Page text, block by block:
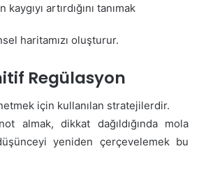
artırdığını tanımak
haritamızı oluşturur.
Regülasyon
için kullanılan stratejilerdir.
almak, dikkat dağıldığında mola
yeniden çerçevelemek bu